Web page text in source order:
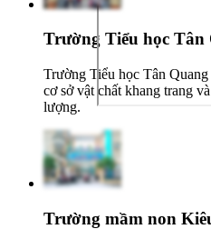
Trường Tiểu học Tân
Trường Tiểu học Tân
cơ sở vật chất khang trang
lượng.
Trường mầm non